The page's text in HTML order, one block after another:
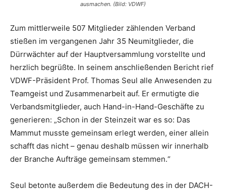
ausmachen. (Bild: VDWF)
Zum mittlerweile 507 Mitglieder zählenden Verband
stießen im vergangenen Jahr 35 Neumitglieder, die
Dürrwächter auf der Hauptversammlung vorstellte und
herzlich begrüßte. In seinem anschließenden Bericht rief
VDWF-Präsident Prof. Thomas Seul alle Anwesenden zu
Teamgeist und Zusammenarbeit auf. Er ermutigte die
Verbandsmitglieder, auch Hand-in-Hand-Geschäfte zu
generieren: „Schon in der Steinzeit war es so: Das
Mammut musste gemeinsam erlegt werden, einer allein
schafft das nicht – genau deshalb müssen wir innerhalb
der Branche Aufträge gemeinsam stemmen.“
Seul betonte außerdem die Bedeutung des in der DACH-